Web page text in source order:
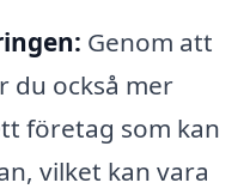
Genom att
du också mer
företag som kan
vilket kan vara